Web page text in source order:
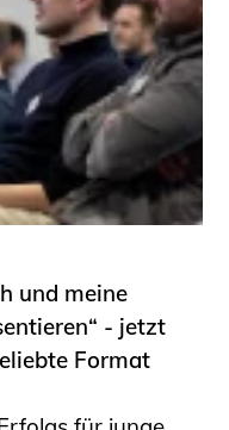
und meine
- jetzt
Format